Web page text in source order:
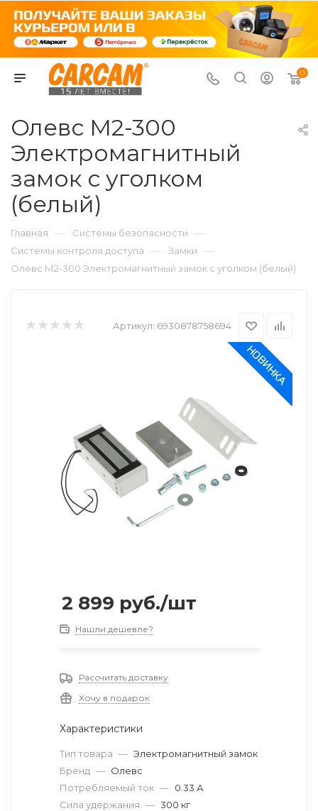
0
Олевс М2-300
Электромагнитный
замок с уголком
(белый)
Главная — Системы безопасности —
Системы контроля доступа — Замки —
Олевс М2-300 Электромагнитный замок с уголком (белый)
Артикул: 6930878758694
2 899 руб./шт
Нашли дешевле?
Рассчитать доставку
Хочу в подарок
Характеристики
Тип товара — Электромагнитный замок
Бренд — Олевс
Потребляемый ток — 0.33 А
Сила удержания — 300 кг